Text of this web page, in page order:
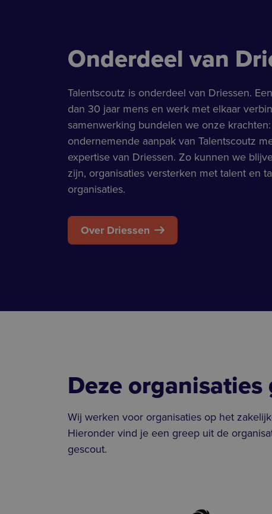
Onderdeel van
Talentscoutz is onderdeel van Driessen.
dan 30 jaar mens en werk met elkaar
samenwerking bundelen we onze
ondernemende aanpak van Talentscoutz
expertise van Driessen. Zo kunnen we
zijn, organisaties versterken met talent en
organisaties.
Over Driessen
Deze
Wij werken voor organisaties op het
Hieronder vind je een greep uit de
gescout.